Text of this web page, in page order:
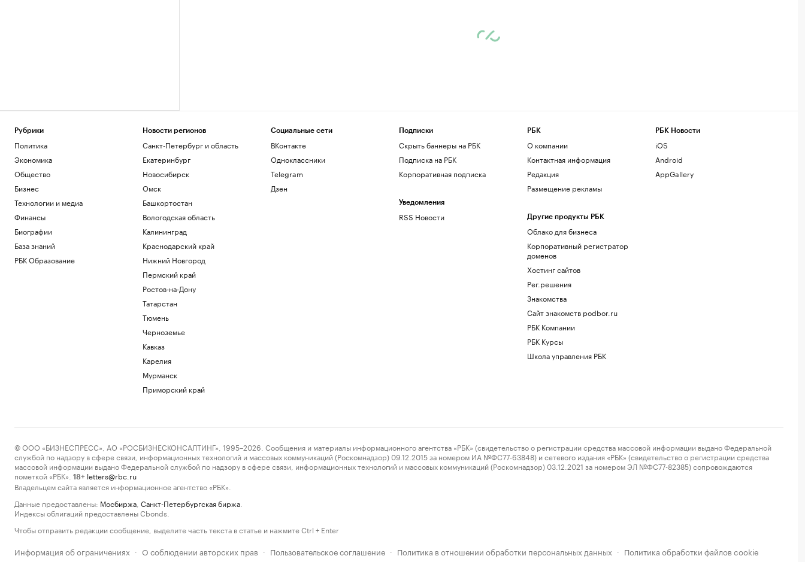
Рубрики
Политика
Экономика
Общество
Бизнес
Технологии и медиа
Финансы
Биографии
База знаний
РБК Образование
Новости регионов
Санкт-Петербург и область
Екатеринбург
Новосибирск
Омск
Башкортостан
Вологодская область
Калининград
Краснодарский край
Нижний Новгород
Пермский край
Ростов-на-Дону
Татарстан
Тюмень
Черноземье
Кавказ
Карелия
Мурманск
Приморский край
Социальные сети
ВКонтакте
Одноклассники
Telegram
Дзен
Подписки
Скрыть баннеры на РБК
Подписка на РБК
Корпоративная подписка
Уведомления
RSS Новости
РБК
О компании
Контактная информация
Редакция
Размещение рекламы
Другие продукты РБК
Облако для бизнеса
Корпоративный регистратор
доменов
Хостинг сайтов
Рег.решения
Знакомства
Сайт знакомств podbor.ru
РБК Компании
РБК Курсы
Школа управления РБК
РБК Новости
iOS
Android
AppGallery
© ООО «БИЗНЕСПРЕСС», АО «РОСБИЗНЕСКОНСАЛТИНГ», 1995–2026. Сообщения и материалы информационного агентства «РБК» (свидетельство о регистрации средства массовой информации выдано Федеральной
службой по надзору в сфере связи, информационных технологий и массовых коммуникаций (Роскомнадзор) 09.12.2015 за номером ИА №ФС77-63848) и сетевого издания «РБК» (свидетельство о регистрации средства
массовой информации выдано Федеральной службой по надзору в сфере связи, информационных технологий и массовых коммуникаций (Роскомнадзор) 03.12.2021 за номером ЭЛ №ФС77-82385) сопровождаются
пометкой «РБК».
18+ letters@rbc.ru
Владельцем сайта является информационное агентство «РБК».
Данные предоставлены: Мосбиржа Санкт-Петербургская биржа
Индексы облигаций предоставлены Cbonds.
Чтобы отправить редакции сообщение, выделите часть текста в статье и нажмите Ctrl + Enter
Информация об ограничениях · О соблюдении авторских прав · Пользовательское соглашение · Политика в отношении обработки персональных данных · Политика обработки файлов cookie